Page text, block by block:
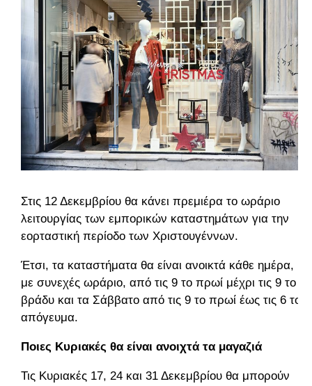
Στις 12 Δεκεμβρίου θα κάνει πρεμιέρα το ωράριο
λειτουργίας των εμπορικών καταστημάτων για την
εορταστική περίοδο των Χριστουγέννων.
Έτσι, τα καταστήματα θα είναι ανοικτά κάθε ημέρα,
με συνεχές ωράριο, από τις 9 το πρωί μέχρι τις 9 το
βράδυ και τα Σάββατο από τις 9 το πρωί έως τις 6 το
απόγευμα.
Ποιες Κυριακές θα είναι ανοιχτά τα μαγαζιά
Τις Κυριακές 17, 24 και 31 Δεκεμβρίου θα μπορούν